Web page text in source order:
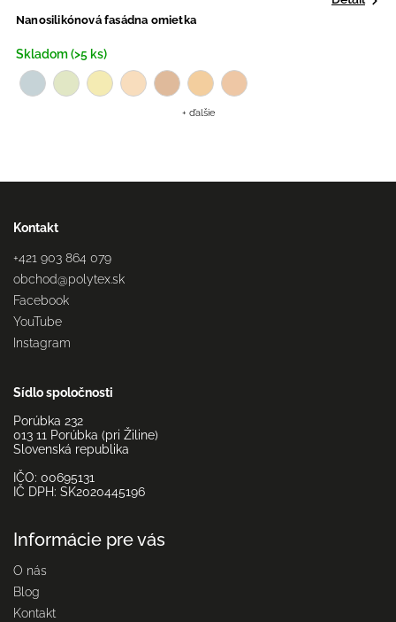
Nanosilikónová fasádna omietka
Skladom (>5 ks)
+ ďalšie
Kontakt
+421 903 864 079
obchod@polytex.sk
Facebook
YouTube
Instagram
Sídlo spoločnosti
Porúbka 232
013 11 Porúbka (pri Žiline)
Slovenská republika
IČO: 00695131
IČ DPH: SK2020445196
Informácie pre vás
O nás
Blog
Kontakt